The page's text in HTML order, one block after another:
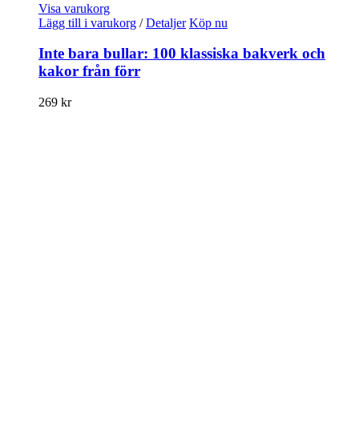
Visa varukorg
Lägg till i varukorg / Detaljer Köp nu
Inte bara bullar: 100 klassiska bakverk och
kakor från förr
269 kr